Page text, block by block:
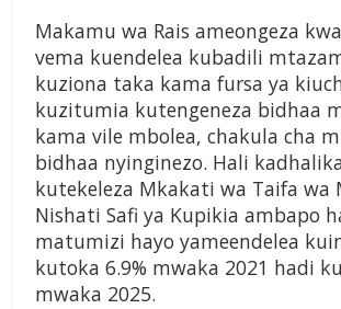
Makamu wa Rais ameongeza
vema kuendelea kubadili
kuziona taka kama fursa ya
kuzitumia kutengeneza bidhaa
kama vile mbolea, chakula cha
bidhaa nyinginezo. Hali
kutekeleza Mkakati wa Taifa wa
Nishati Safi ya Kupikia ambapo
matumizi hayo yameendelea
kutoka 6.9% mwaka 2021 hadi
mwaka 2025.